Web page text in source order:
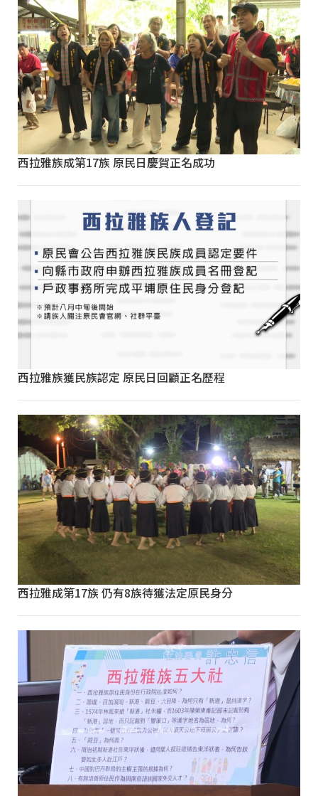
西拉雅族成第17族 原民日慶賀正名成功
西拉雅族獲民族認定 原民日回顧正名歷程
西拉雅成第17族 仍有8族待獲法定原民身分